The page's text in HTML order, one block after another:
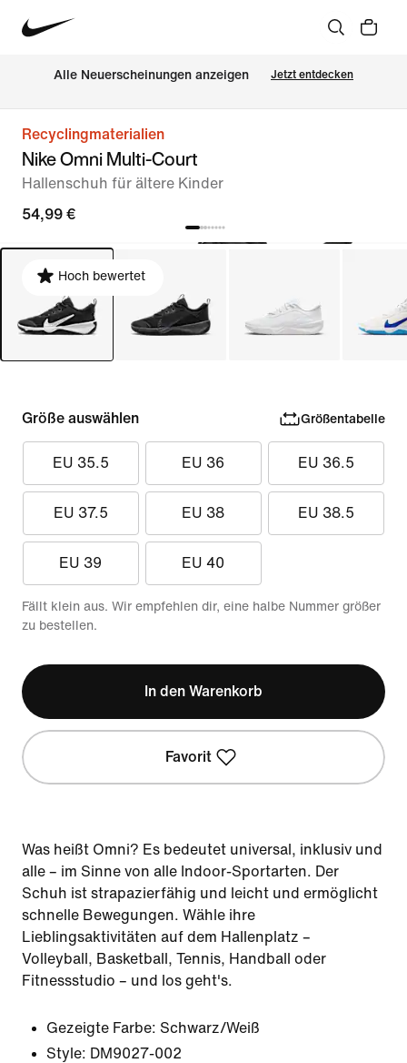
Alle Neuerscheinungen anzeigen Jetzt entdecken
Recyclingmaterialien
Nike Omni Multi-Court
Hallenschuh für ältere Kinder
54,99 €
Hoch bewertet
Größe auswählen Größentabelle
EU 35.5 EU 36 EU 36.5
EU 37.5 EU 38 EU 38.5
EU 39 EU 40
Fällt klein aus. Wir empfehlen dir, eine halbe Nummer größer
zu bestellen.
In den Warenkorb
Favorit
Was heißt Omni? Es bedeutet universal, inklusiv und
alle – im Sinne von alle Indoor-Sportarten. Der
Schuh ist strapazierfähig und leicht und ermöglicht
schnelle Bewegungen. Wähle ihre
Lieblingsaktivitäten auf dem Hallenplatz –
Volleyball, Basketball, Tennis, Handball oder
Fitnessstudio – und los geht's.
Gezeigte Farbe: Schwarz/Weiß
Style: DM9027-002